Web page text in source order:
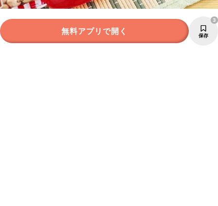
無料アプリで開く 保存
3